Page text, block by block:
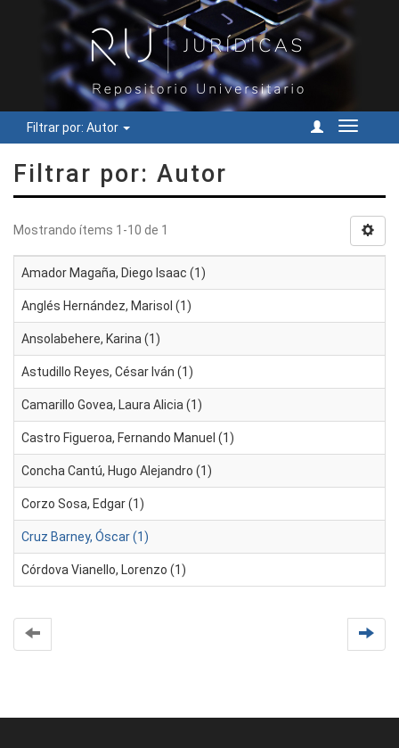
Filtrar por: Autor
Cambiar
Filtrar por: Autor
Mostrando ítems 1-10 de 1
Amador Magaña, Diego Isaac (1)
Anglés Hernández, Marisol (1)
Ansolabehere, Karina (1)
Astudillo Reyes, César Iván (1)
Camarillo Govea, Laura Alicia (1)
Castro Figueroa, Fernando Manuel (1)
Concha Cantú, Hugo Alejandro (1)
Corzo Sosa, Edgar (1)
Cruz Barney, Óscar (1)
Córdova Vianello, Lorenzo (1)